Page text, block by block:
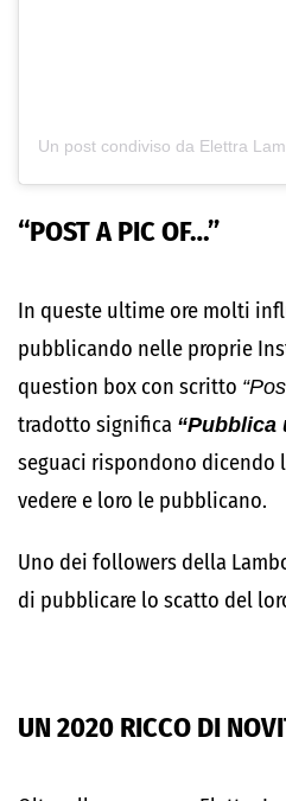
“POST A PIC OF…”
In queste ultime ore molti
pubblicando nelle proprie
question box con scritto
tradotto significa
seguaci rispondono dicendo
vedere e loro le pubblicano.
Uno dei followers della
di pubblicare lo scatto del
UN 2020 RICCO DI